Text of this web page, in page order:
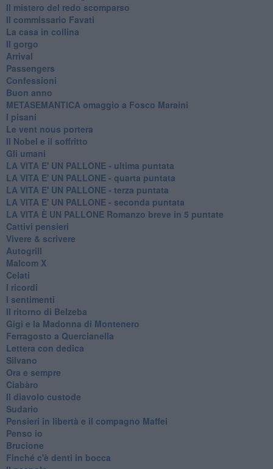
Il mistero del redo scomparso
Il commissario Favati
La casa in collina
Il gorgo
Arrival
Passengers
Confessioni
Buon anno
METASEMANTICA omaggio a Fosco Maraini
I pisani
Le vent nous portera
Il Nobel e il soffritto
Gli umani
LA VITA E' UN PALLONE - ultima puntata
LA VITA E' UN PALLONE - quarta puntata
LA VITA E' UN PALLONE - terza puntata
LA VITA E' UN PALLONE - seconda puntata
LA VITA È UN PALLONE Romanzo breve in 5 puntate
Cattivi pensieri
Vivere & scrivere
Autogrill
Malcom X
Celati
I ricordi
I sentimenti
Il ritorno di Belzeba
Gigi e la Madonna di Montenero
Ferragosto a Quercianella
Lettera con dedica
Silvano
Ora e sempre
Ciabàro
Il diavolo custode
Sudario
Pensieri in libertà e il compagno Maffei
Penso io
Brucione
Finché c'è denti in bocca